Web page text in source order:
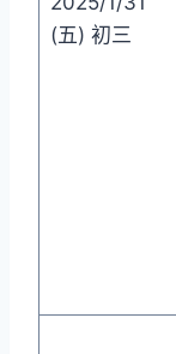
(五) 初三